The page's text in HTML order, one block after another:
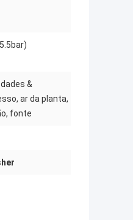
&
ar da planta,
fonte